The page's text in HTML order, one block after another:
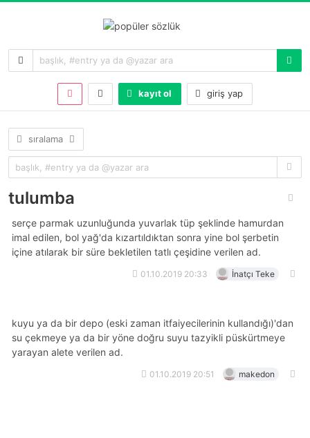
kayıt ol giriş yap
sıralama
tulumba
serçe parmak uzunluğunda yuvarlak tüp şeklinde hamurdan
imal edilen, bol yağ'da kızartıldıktan sonra yine bol şerbetin
içine atılarak bir süre bekletilen tatlı çeşidine verilen ad.
01.10.2019 20:33 İnatçı Teke
kuyu ya da bir depo (eski zaman itfaiyecilerinin kullandığı)'dan
su çekmeye ya da bir yöne doğru suyu tazyikli püskürtmeye
yarayan alete verilen ad.
01.10.2019 20:51 makedon